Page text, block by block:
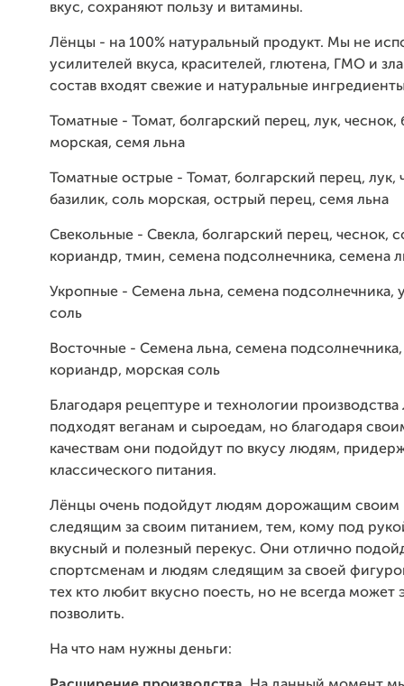
вкус, сохраняют пользу и витамины.
Лёнцы - на 100% натуральный продукт. Мы не
усилителей вкуса, красителей, глютена, ГМО и
состав входят свежие и натуральные
Томатные - Томат, болгарский перец, лук, чеснок,
морская, семя льна
Томатные острые - Томат, болгарский перец, лук,
базилик, соль морская, острый перец, семя льна
Свекольные - Свекла, болгарский перец, чеснок,
кориандр, тмин, семена подсолнечника, семена
Укропные - Семена льна, семена подсолнечника,
соль
Восточные - Семена льна, семена подсолнечника,
кориандр, морская соль
Благодаря рецептуре и технологии
подходят веганам и сыроедам, но благодаря
качествам они подойдут по вкусу людям,
классического питания.
Лёнцы очень подойдут людям дорожащим своим
следящим за своим питанием, тем, кому под
вкусный и полезный перекус. Они отлично
спортсменам и людям следящим за своей
тех кто любит вкусно поесть, но не всегда может
позволить.
На что нам нужны деньги: